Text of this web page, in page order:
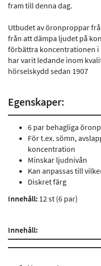
fram till denna dag.
Utbudet av öronproppar
från att dämpa ljudet på
förbättra koncentrationen i
har varit ledande inom
hörselskydd sedan 1907
Egenskaper:
6 par behagliga
För t.ex. sömn,
koncentration
Minskar ljudnivån
Kan anpassas till
Diskret färg
Innehåll: 12 st (6 par)
Innehåll: